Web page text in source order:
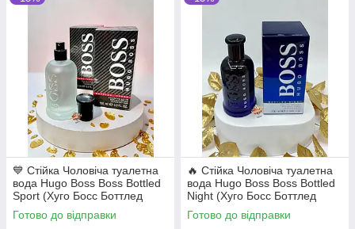
💙 Стійка Чоловіча туалетна
вода Hugo Boss Boss Bottled
Sport (Хуго Босс Боттлед
Спорт) 100 мл Деревні Свіжі
Спортивні Шлейфові
Готово до відправки
🔥 Стійка Чоловіча туалетна
вода Hugo Boss Boss Bottled
Night (Хуго Босс Боттлед
Найт) 100 мл Деревні
Фужерні Пряні Шлейфові
Готово до відправки